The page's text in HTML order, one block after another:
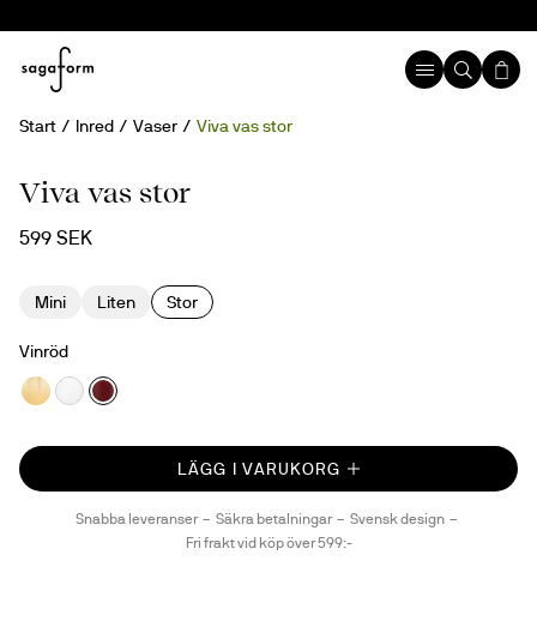
Start Inred Vaser Viva vas stor
Handgjord
Viva vas stor
599 SEK
Mini Liten Stor
Vinröd
LÄGG I VARUKORG
Snabba leveranser Säkra betalningar
Svensk design
Fri frakt vid köp över 599:-